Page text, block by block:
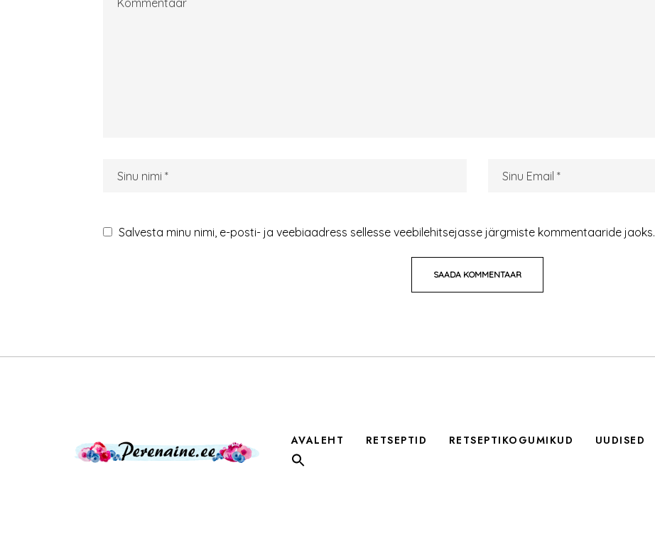
Salvesta minu nimi, e-posti- ja veebiaadress sellesse veebilehitsejasse järgmiste kommentaaride jaoks.
AVALEHT RETSEPTID RETSEPTIKOGUMIKUD UUDISED